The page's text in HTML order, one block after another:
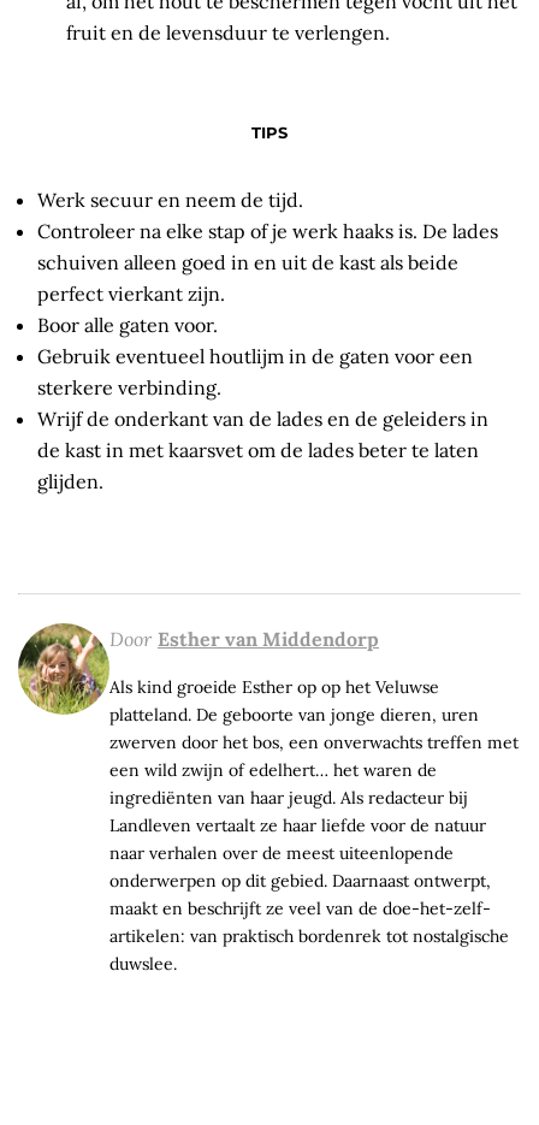
fruit en de levensduur te verlengen.
TIPS
Werk secuur en neem de tijd.
Controleer na elke stap of je werk haaks is. De lades
schuiven alleen goed in en uit de kast als beide
perfect vierkant zijn.
Boor alle gaten voor.
Gebruik eventueel houtlijm in de gaten voor een
sterkere verbinding.
Wrijf de onderkant van de lades en de geleiders in
de kast in met kaarsvet om de lades beter te laten
glijden.
Door Esther van Middendorp
Als kind groeide Esther op op het Veluwse
platteland. De geboorte van jonge dieren, uren
zwerven door het bos, een onverwachts treffen met
een wild zwijn of edelhert… het waren de
ingrediënten van haar jeugd. Als redacteur bij
Landleven vertaalt ze haar liefde voor de natuur
naar verhalen over de meest uiteenlopende
onderwerpen op dit gebied. Daarnaast ontwerpt,
maakt en beschrijft ze veel van de doe-het-zelf-
artikelen: van praktisch bordenrek tot nostalgische
duwslee.